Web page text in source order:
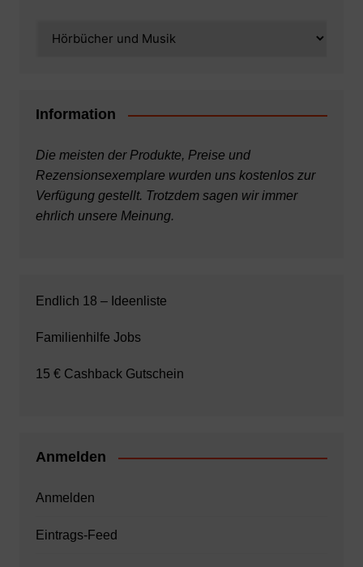
Information
Die meisten der Produkte, Preise und
Rezensionsexemplare wurden uns kostenlos zur
Verfügung gestellt. Trotzdem sagen wir immer
ehrlich unsere Meinung.
Endlich 18 – Ideenliste
Familienhilfe Jobs
15 € Cashback Gutschein
Anmelden
Anmelden
Eintrags-Feed